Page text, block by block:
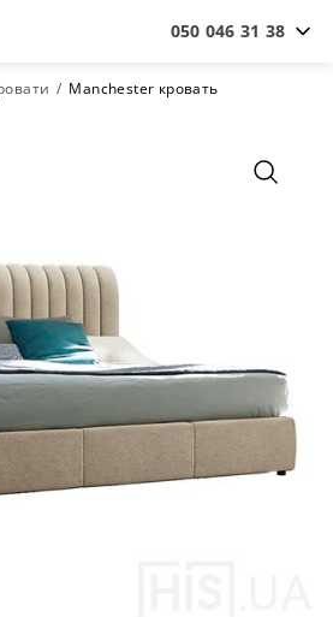
050 046 31 38
Manchester кровать